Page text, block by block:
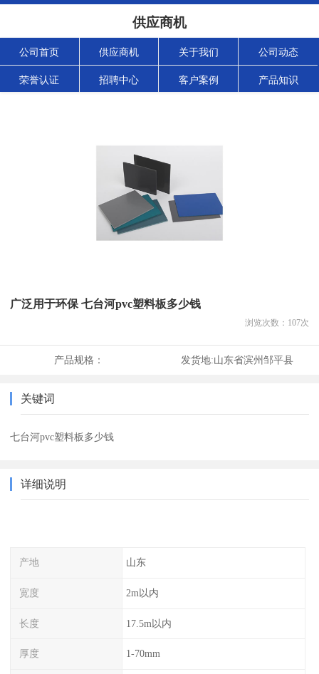
供应商机
公司首页 供应商机 关于我们 公司动态
荣誉认证 招聘中心 客户案例 产品知识
广泛用于环保 七台河pvc塑料板多少钱
浏览次数： 107次
产品规格： 发货地:山东省滨州邹平县
关键词
七台河pvc塑料板多少钱
详细说明
产地 山东
宽度 2m以内
长度 17.5m以内
厚度 1-70mm